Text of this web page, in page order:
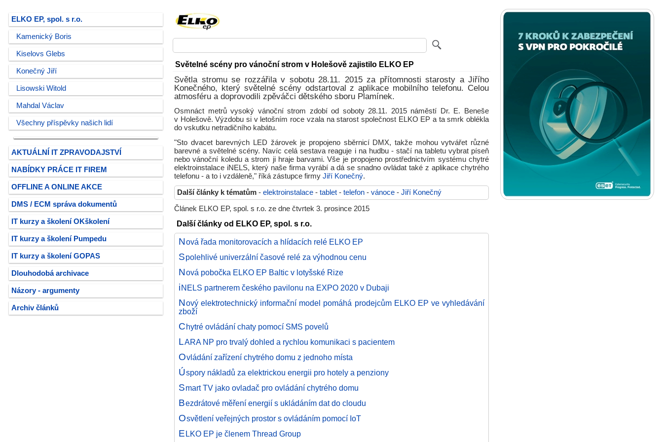
ELKO EP, spol. s r.o.
Kamenický Boris
Kiselovs Glebs
Konečný Jiří
Lisowski Witold
Mahdal Václav
Všechny příspěvky našich lidí
AKTUÁLNÍ IT ZPRAVODAJSTVÍ
NABÍDKY PRÁCE IT FIREM
OFFLINE A ONLINE AKCE
DMS / ECM správa dokumentů
IT kurzy a školení OKškolení
IT kurzy a školení Pumpedu
IT kurzy a školení GOPAS
Dlouhodobá archivace
Názory - argumenty
Archiv článků
Světelné scény pro vánoční strom v Holešově zajistilo ELKO EP
Světla stromu se rozzářila v sobotu 28.11. 2015 za přítomnosti starosty a Jiřího
Konečného, který světelné scény odstartoval z aplikace mobilního telefonu. Celou
atmosféru a doprovodili zpěváčci dětského sboru Plamínek.
Osmnáct metrů vysoký vánoční strom zdobí od soboty 28.11. 2015 náměstí Dr. E. Beneše
v Holešově. Výzdobu si v letošním roce vzala na starost společnost ELKO EP a ta smrk oblékla
do vskutku netradičního kabátu.
"Sto dvacet barevných LED žárovek je propojeno sběrnicí DMX, takže mohou vytvářet různé
barevné a světelné scény. Navíc celá sestava reaguje i na hudbu - stačí na tabletu vybrat píseň
nebo vánoční koledu a strom ji hraje barvami. Vše je propojeno prostřednictvím systému chytré
elektroinstalace iNELS, který naše firma vyrábí a dá se snadno ovládat také z aplikace chytrého
telefonu - a to i vzdáleně," říká zástupce firmy Jiří Konečný.
Další články k tématům - elektroinstalace - tablet - telefon - vánoce - Jiří Konečný
Článek ELKO EP, spol. s r.o. ze dne čtvrtek 3. prosince 2015
Další články od ELKO EP, spol. s r.o.
Nová řada monitorovacích a hlídacích relé ELKO EP
Spolehlivé univerzální časové relé za výhodnou cenu
Nová pobočka ELKO EP Baltic v lotyšské Rize
iNELS partnerem českého pavilonu na EXPO 2020 v Dubaji
Nový elektrotechnický informační model pomáhá prodejcům ELKO EP ve vyhledávání
zboží
Chytré ovládání chaty pomocí SMS povelů
LARA NP pro trvalý dohled a rychlou komunikaci s pacientem
Ovládání zařízení chytrého domu z jednoho místa
Úspory nákladů za elektrickou energii pro hotely a penziony
Smart TV jako ovladač pro ovládání chytrého domu
Bezdrátové měření energií s ukládáním dat do cloudu
Osvětlení veřejných prostor s ovládáním pomocí IoT
ELKO EP je členem Thread Group